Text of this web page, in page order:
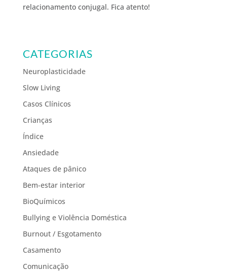
relacionamento conjugal. Fica atento!
CATEGORIAS
Neuroplasticidade
Slow Living
Casos Clínicos
Crianças
Índice
Ansiedade
Ataques de pânico
Bem-estar interior
BioQuímicos
Bullying e Violência Doméstica
Burnout / Esgotamento
Casamento
Comunicação